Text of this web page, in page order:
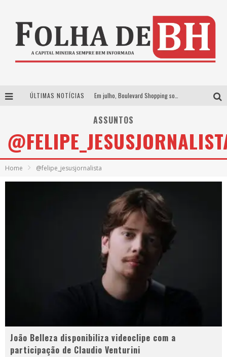
ÚLTIMAS NOTÍCIAS VIASHOPPING CELEBRA O DIA DOS PAIS COM AÇÃO COMPROU-GANHOU EXCLUSIVA
Arena MRV se prepara para receber a 4ª edição do Ore Comigo Music Festival Festival com palco 360º inédito
Em julho, Boulevard Shopping sorteia produtos Apple aos clientes do seu Programa de Benefícios
ASSUNTOS
Home @felipe_jesusjornalista
João Belleza disponibiliza videoclipe com a
participação de Claudio Venturini